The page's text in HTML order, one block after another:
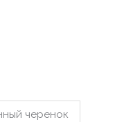
черенок